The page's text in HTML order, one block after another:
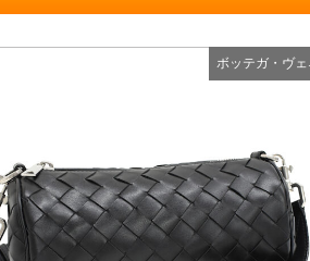
ボッテガ・ヴェ